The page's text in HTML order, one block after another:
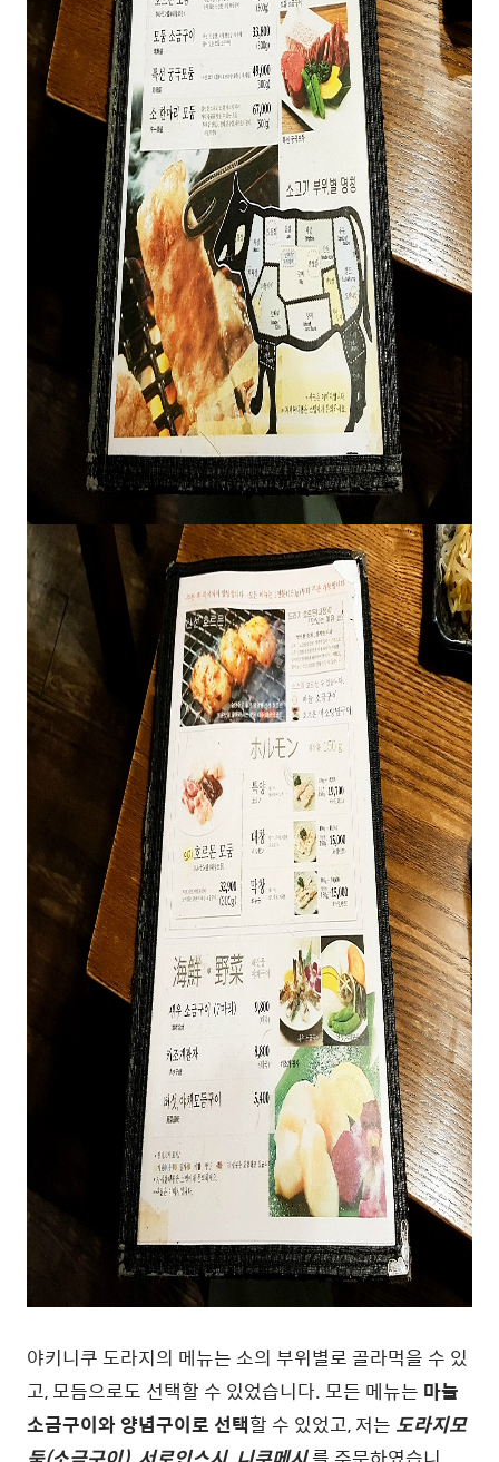
야키니쿠 도라지의 메뉴는 소의 부위별로 골라먹을 수 있
고, 모듬으로도 선택할 수 있었습니다. 모든 메뉴는 마늘
소금구이와 양념구이로 선택할 수 있었고, 저는 도라지모